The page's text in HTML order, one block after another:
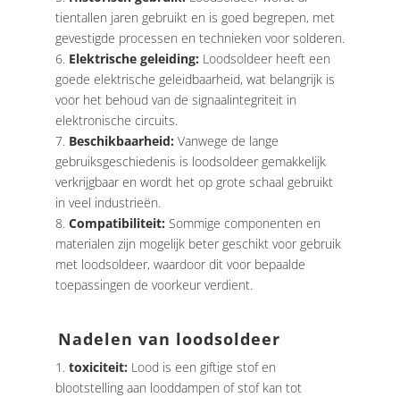
tientallen jaren gebruikt en is goed begrepen, met
gevestigde processen en technieken voor solderen.
Elektrische geleiding: Loodsoldeer heeft een
goede elektrische geleidbaarheid, wat belangrijk is
voor het behoud van de signaalintegriteit in
elektronische circuits.
Beschikbaarheid: Vanwege de lange
gebruiksgeschiedenis is loodsoldeer gemakkelijk
verkrijgbaar en wordt het op grote schaal gebruikt
in veel industrieën.
Compatibiliteit: Sommige componenten en
materialen zijn mogelijk beter geschikt voor gebruik
met loodsoldeer, waardoor dit voor bepaalde
toepassingen de voorkeur verdient.
Nadelen van loodsoldeer
toxiciteit: Lood is een giftige stof en
blootstelling aan looddampen of stof kan tot